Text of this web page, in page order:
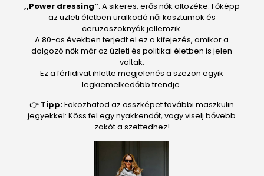
,,Power dressing”: A sikeres, erős nők öltözéke. Főképp
az üzleti életben uralkodó női kosztümök és
ceruzaszoknyák jellemzik.
A 80-as években terjedt el ez a kifejezés, amikor a
dolgozó nők már az üzleti és politikai életben is jelen
voltak.
Ez a férfidivat ihlette megjelenés a szezon egyik
legkiemelkedőbb trendje.
👉 Tipp:Fokozhatod az összképet további maszkulin
jegyekkel: Köss fel egy nyakkendőt, vagy viselj bővebb
zakót a szettedhez!